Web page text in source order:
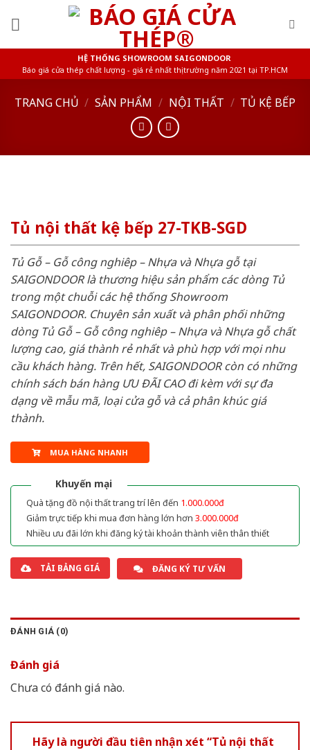
HỆ THỐNG SHOWROOM SAIGONDOOR
Báo giá cửa thép chất lượng - giá rẻ nhất thị trường năm 2021 tại TP.HCM
TRANG CHỦ / SẢN PHẨM / NỘI THẤT / TỦ KỆ BẾP
Tủ nội thất kệ bếp 27-TKB-SGD
Tủ Gỗ – Gỗ công nghiêp – Nhựa và Nhựa gỗ tại
SAIGONDOOR là thương hiệu sản phẩm các dòng Tủ
trong một chuỗi các hệ thống Showroom
SAIGONDOOR. Chuyên sản xuất và phân phối những
dòng Tủ Gỗ – Gỗ công nghiêp – Nhựa và Nhựa gỗ chất
lượng cao, giá thành rẻ nhất và phù hợp với mọi nhu
cầu khách hàng. Trên hết, SAIGONDOOR còn có những
chính sách bán hàng ƯU ĐÃI CAO đi kèm với sự đa
dạng về mẫu mã, loại cửa gỗ và cả phân khúc giá
thành.
MUA HÀNG NHANH
Khuyến mại
Quà tặng đồ nội thất trang trí lên đến 1.000.000đ
Giảm trực tiếp khi mua đơn hàng lớn hơn 3.000.000đ
Nhiều ưu đãi lớn khi đăng ký tài khoản thành viên thân thiết
TẢI BẢNG GIÁ ĐĂNG KÝ TƯ VẤN
ĐÁNH GIÁ (0)
Đánh giá
Chưa có đánh giá nào.
Hãy là người đầu tiên nhận xét “Tủ nội thất